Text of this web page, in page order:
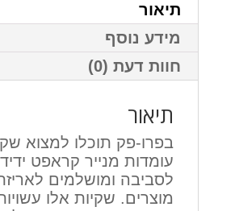
תיאור
מידע נוסף
חוות דעת (0)
תיאור
בפרו-פק תוכלו למצוא
עומדות מנייר קראפט
לסביבה ומושלמים לאריזת
מוצרים. שקיות אלו